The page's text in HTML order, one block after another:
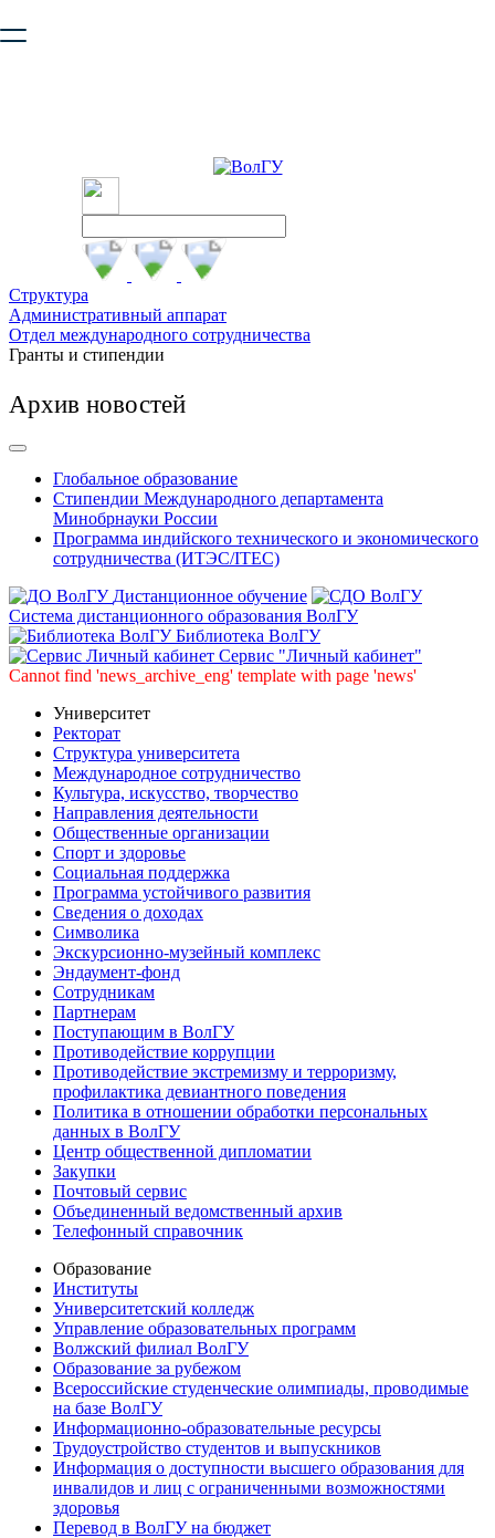
безопасную работу с сайтом. Пожалуйста
Структура
Административный аппарат
Отдел международного сотрудничества
Гранты и стипендии
Архив новостей
Глобальное образование
Стипендии Международного департамента
Минобрнауки России
Программа индийского технического и экономического
сотрудничества (ИТЭС/ITEC)
Дистанционное обучение
Система дистанционного образования ВолГУ
Библиотека ВолГУ
Сервис "Личный кабинет"
Cannot find 'news_archive_eng' template with page 'news'
Университет
Ректорат
Структура университета
Международное сотрудничество
Культура, искусство, творчество
Направления деятельности
Общественные организации
Спорт и здоровье
Социальная поддержка
Программа устойчивого развития
Сведения о доходах
Символика
Экскурсионно-музейный комплекс
Эндаумент-фонд
Сотрудникам
Партнерам
Поступающим в ВолГУ
Противодействие коррупции
Противодействие экстремизму и терроризму,
профилактика девиантного поведения
Политика в отношении обработки персональных
данных в ВолГУ
Центр общественной дипломатии
Закупки
Почтовый сервис
Объединенный ведомственный архив
Телефонный справочник
Образование
Институты
Университетский колледж
Управление образовательных программ
Волжский филиал ВолГУ
Образование за рубежом
Всероссийские студенческие олимпиады, проводимые
на базе ВолГУ
Информационно-образовательные ресурсы
Трудоустройство студентов и выпускников
Информация о доступности высшего образования для
инвалидов и лиц с ограниченными возможностями
здоровья
Перевод в ВолГУ на бюджет